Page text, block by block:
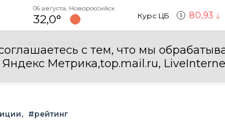
06 августа, Новороссийск
32,0° Курс ЦБ 80,93
с тем, что мы
Метрика,top.mail.ru,
#рейтинг